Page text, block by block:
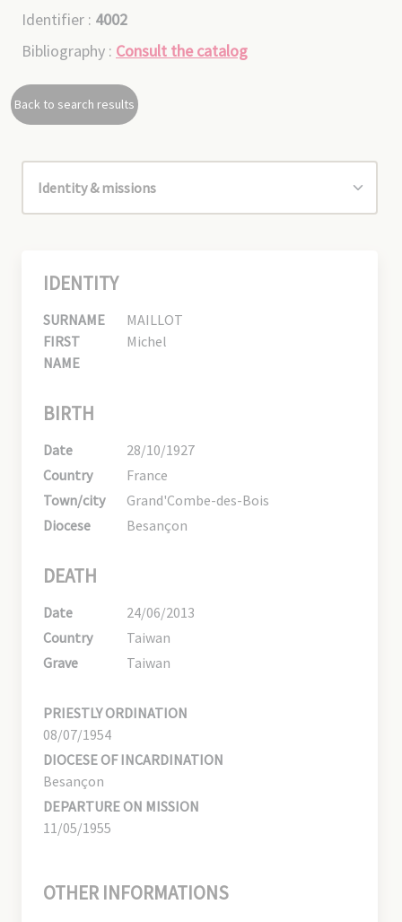
Identifier : 4002
Bibliography : Consult the catalog
Back to search results
IDENTITY
SURNAME
MAILLOT
FIRST
NAME
Michel
BIRTH
Date
28/10/1927
Country
France
Town/city
Grand'Combe-des-Bois
Diocese
Besançon
DEATH
Date
24/06/2013
Country
Taiwan
Grave
Taiwan
PRIESTLY ORDINATION
08/07/1954
DIOCESE OF INCARDINATION
Besançon
DEPARTURE ON MISSION
11/05/1955
OTHER INFORMATIONS